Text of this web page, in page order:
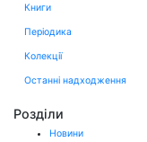
Книги
Періодика
Колекції
Останні надходження
Розділи
Новини